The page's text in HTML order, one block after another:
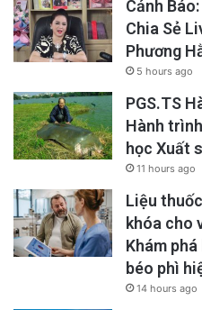
Cảnh
Chia Sẻ
Phương
5 hours ago
PGS.TS
Hành
học Xuất
11 hours ago
Liệu
khóa cho
Khám
béo phì
14 hours ago